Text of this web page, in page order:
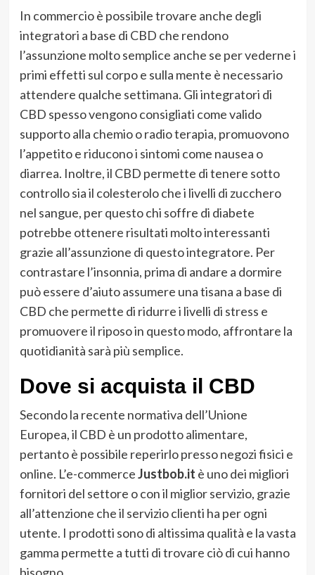
In commercio è possibile trovare anche degli
integratori a base di CBD che rendono
l’assunzione molto semplice anche se per vederne i
primi effetti sul corpo e sulla mente è necessario
attendere qualche settimana. Gli integratori di
CBD spesso vengono consigliati come valido
supporto alla chemio o radio terapia, promuovono
l’appetito e riducono i sintomi come nausea o
diarrea. Inoltre, il CBD permette di tenere sotto
controllo sia il colesterolo che i livelli di zucchero
nel sangue, per questo chi soffre di diabete
potrebbe ottenere risultati molto interessanti
grazie all’assunzione di questo integratore. Per
contrastare l’insonnia, prima di andare a dormire
può essere d’aiuto assumere una tisana a base di
CBD che permette di ridurre i livelli di stress e
promuovere il riposo in questo modo, affrontare la
quotidianità sarà più semplice.
Dove si acquista il CBD
Secondo la recente normativa dell’Unione
Europea, il CBD è un prodotto alimentare,
pertanto è possibile reperirlo presso negozi fisici e
online. L’e-commerceJustbob.it è uno dei migliori
fornitori del settore o con il miglior servizio, grazie
all’attenzione che il servizio clienti ha per ogni
utente. I prodotti sono di altissima qualità e la vasta
gamma permette a tutti di trovare ciò di cui hanno